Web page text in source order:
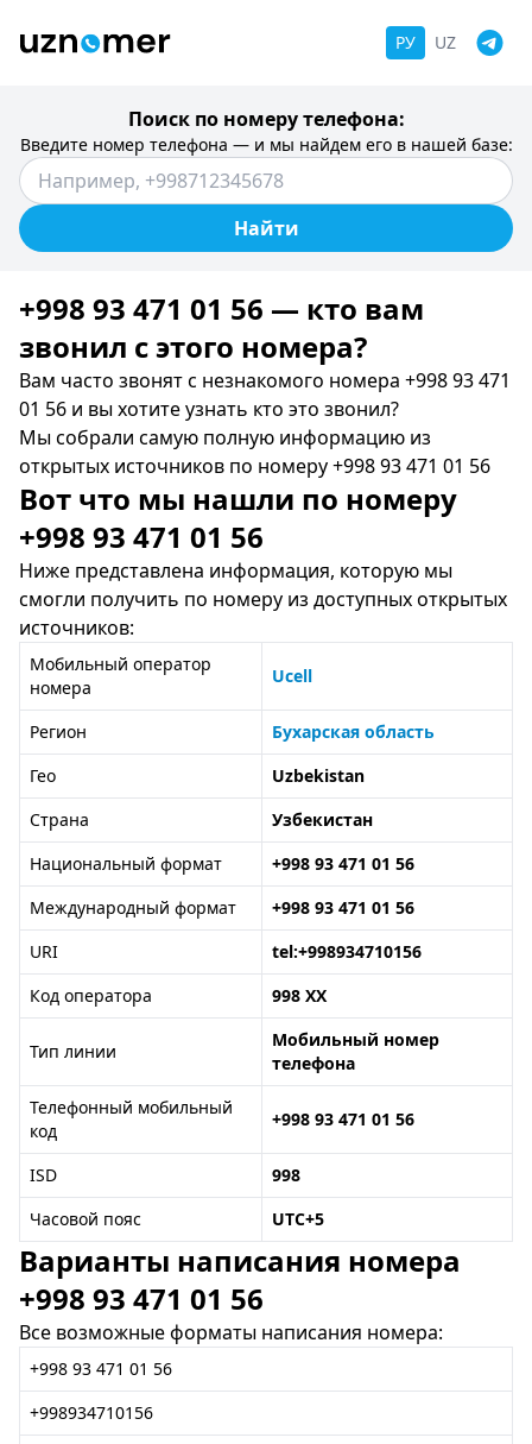
РУ UZ
Поиск по номеру телефона:
Введите номер телефона — и мы найдем его в нашей базе:
Найти
+998 93 471 01 56 — кто вам
звонил c этого номера?
Вам часто звонят с незнакомого номера +998 93 471
01 56 и вы хотите узнать кто это звонил?
Мы собрали самую полную информацию из
открытых источников по номеру +998 93 471 01 56
Вот что мы нашли по номеру
+998 93 471 01 56
Ниже представлена информация, которую мы
смогли получить по номеру из доступных открытых
источников:
Мобильный оператор
номера
Ucell
Регион
Бухарская область
Гео
Uzbekistan
Страна
Узбекистан
Национальный формат
+998 93 471 01 56
Международный формат
+998 93 471 01 56
URI
tel:+998934710156
Код оператора
998 XX
Тип линии
Мобильный номер
телефона
Телефонный мобильный
код
+998 93 471 01 56
ISD
998
Часовой пояс
UTC+5
Варианты написания номера
+998 93 471 01 56
Все возможные форматы написания номера:
+998 93 471 01 56
+998934710156